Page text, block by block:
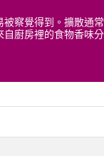
察覺得到。擴散通
廚房裡的食物香味